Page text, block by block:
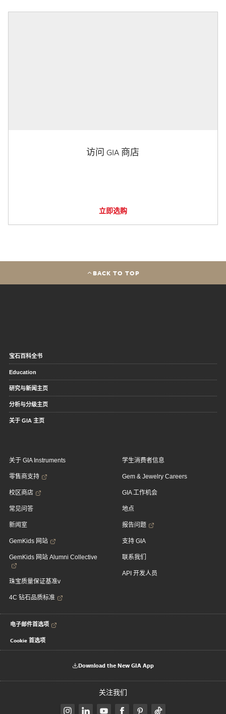
访问 GIA 商店
立即选购
BACK TO TOP
宝石百科全书
Education
研究与新闻主页
分析与分级主页
关于 GIA 主页
关于 GIA Instruments
零售商支持
校区商店
常见问答
新闻室
GemKids 网站
GemKids 网站 Alumni Collective
珠宝质量保证基准v
4C 钻石品质标准
学生消费者信息
Gem & Jewelry Careers
GIA 工作机会
地点
报告问题
支持 GIA
联系我们
API 开发人员
电子邮件首选项
Cookie 首选项
Download the New GIA App
关注我们